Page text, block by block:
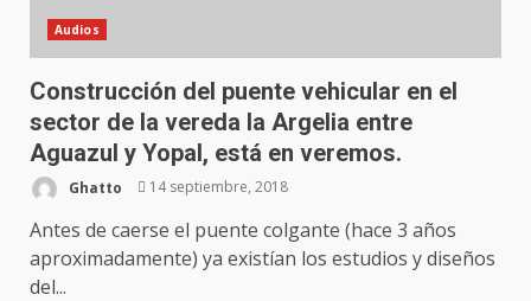
Audios
Construcción del puente vehicular en el
sector de la vereda la Argelia entre
Aguazul y Yopal, está en veremos.
Ghatto 14 septiembre, 2018
Antes de caerse el puente colgante (hace 3 años
aproximadamente) ya existían los estudios y diseños
del...